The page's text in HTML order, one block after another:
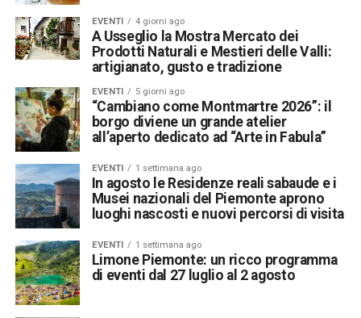
EVENTI 4 giorni ago
A Usseglio la Mostra Mercato dei
Prodotti Naturali e Mestieri delle Valli:
artigianato, gusto e tradizione
EVENTI 5 giorni ago
“Cambiano come Montmartre 2026”: il
borgo diviene un grande atelier
all’aperto dedicato ad “Arte in Fabula”
EVENTI 1 settimana ago
In agosto le Residenze reali sabaude e i
Musei nazionali del Piemonte aprono
luoghi nascosti e nuovi percorsi di visita
EVENTI 1 settimana ago
Limone Piemonte: un ricco programma
di eventi dal 27 luglio al 2 agosto